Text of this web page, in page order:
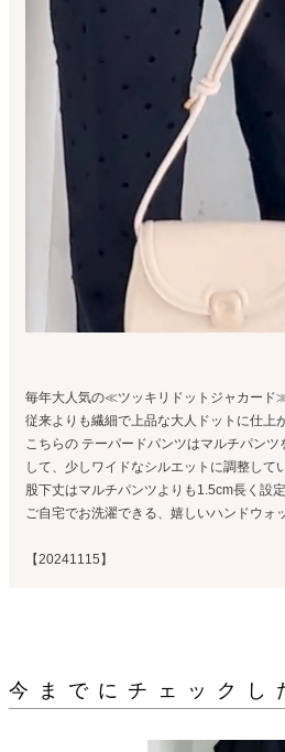
毎年大人気の≪ツッキリドットジャカード
従来よりも繊細で上品な大人ドットに仕上
こちらの テーパードパンツはマルチパン
して、少しワイドなシルエットに調整して
股下丈はマルチパンツよりも1.5cm長く設定
ご自宅でお洗濯できる、嬉しいハンドウォ
【20241115】
今までにチェックし